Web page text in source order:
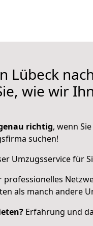
Lübeck
wie wir
richtig, wenn
suchen!
Umzugsservice für
professionelles
als manch andere
Erfahrung und